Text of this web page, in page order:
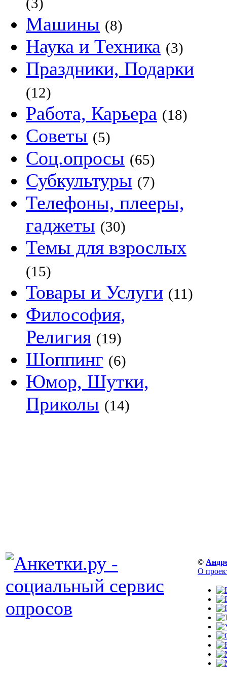
Машины (8)
Наука и Техника (3)
Праздники, Подарки
(12)
Работа, Карьера (18)
Советы (5)
Соц.опросы (65)
Субкультуры (7)
Телефоны, плееры,
гаджеты (30)
Темы для взрослых
(15)
Товары и Услуги (11)
Философия,
Религия (19)
Шоппинг (6)
Юмор, Шутки,
Приколы (14)
©
О